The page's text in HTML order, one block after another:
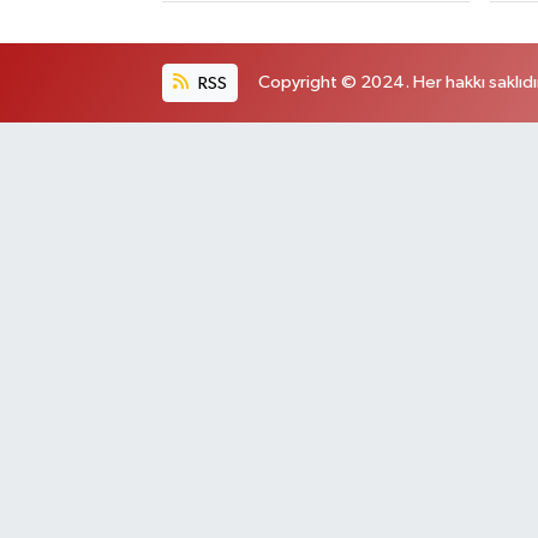
RSS Copyright © 2024. Her hakkı